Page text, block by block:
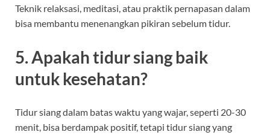
Teknik relaksasi, meditasi, atau praktik pernapasan dalam
bisa membantu menenangkan pikiran sebelum tidur.
5. Apakah tidur siang baik
untuk kesehatan?
Tidur siang dalam batas waktu yang wajar, seperti 20-30
menit, bisa berdampak positif, tetapi tidur siang yang